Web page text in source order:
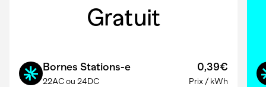
Gratuit
Bornes Stations-e
22AC ou 24DC
0,39€
Prix / kWh